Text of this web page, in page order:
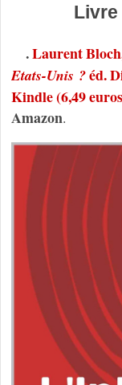
Livre
.Laurent
Etats-Unis ?éd.
Kindle (6,49
Amazon.